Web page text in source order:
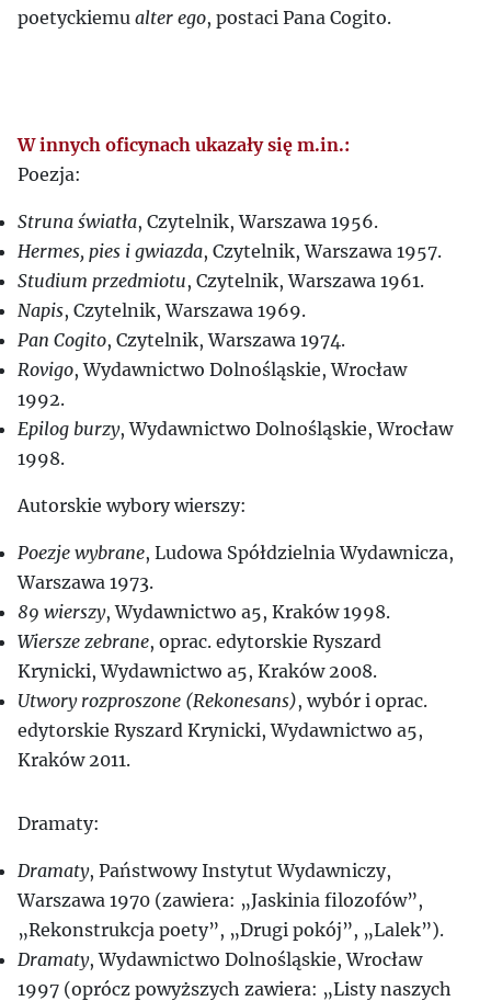
poetyckiemu alter ego, postaci Pana Cogito.
W innych oficynach ukazały się m.in.:
Poezja:
Struna światła, Czytelnik, Warszawa 1956.
Hermes, pies i gwiazda, Czytelnik, Warszawa 1957.
Studium przedmiotu, Czytelnik, Warszawa 1961.
Napis, Czytelnik, Warszawa 1969.
Pan Cogito, Czytelnik, Warszawa 1974.
Rovigo, Wydawnictwo Dolnośląskie, Wrocław
1992.
Epilog burzy, Wydawnictwo Dolnośląskie, Wrocław
1998.
Autorskie wybory wierszy:
Poezje wybrane, Ludowa Spółdzielnia Wydawnicza,
Warszawa 1973.
89 wierszy, Wydawnictwo a5, Kraków 1998.
Wiersze zebrane, oprac. edytorskie Ryszard
Krynicki, Wydawnictwo a5, Kraków 2008.
Utwory rozproszone (Rekonesans), wybór i oprac.
edytorskie Ryszard Krynicki, Wydawnictwo a5,
Kraków 2011.
Dramaty:
Dramaty, Państwowy Instytut Wydawniczy,
Warszawa 1970 (zawiera: „Jaskinia filozofów”,
„Rekonstrukcja poety”, „Drugi pokój”, „Lalek”).
Dramaty, Wydawnictwo Dolnośląskie, Wrocław
1997 (oprócz powyższych zawiera: „Listy naszych